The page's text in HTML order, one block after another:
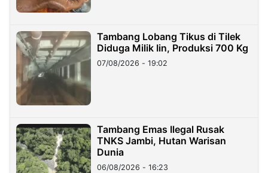
Tambang Lobang Tikus di Tilek
Diduga Milik Iin, Produksi 700 Kg
07/08/2026 - 19:02
Tambang Emas Ilegal Rusak
TNKS Jambi, Hutan Warisan
Dunia
06/08/2026 - 16:23